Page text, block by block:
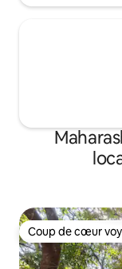
Coup de cœur
Coup de cœur